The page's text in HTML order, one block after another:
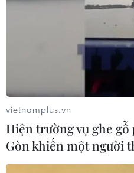
đầu tiên bán iPhone
Năm nay, Apple tiếp tục
nhật lịch đặt hàng và bán ra
Nam theo lộ trình đặt trước
ngày 19/9/2025.
vietnamplus.vn
Hiện trường vụ ghe
Gòn khiến một người